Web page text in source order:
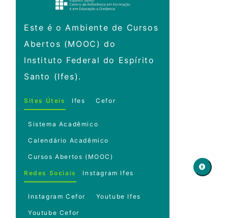
Este é o Ambiente de Cursos
Abertos (MOOC) do
Instituto Federal do Espírito
Santo (Ifes).
Sites Úteis Ifes Cefor
Sistema Acadêmico
Calendário Acadêmico
Cursos Abertos (MOOC)
Redes Sociais Instagram Ifes
Instagram Cefor Youtube Ifes
Youtube Cefor